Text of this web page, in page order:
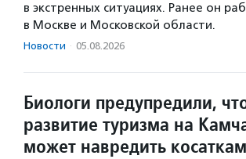
в экстренных ситуациях. Ранее он
в Москве и Московской области.
Новости · 05.08.2026
Биологи предупредили,
развитие туризма на
может навредить косаткам